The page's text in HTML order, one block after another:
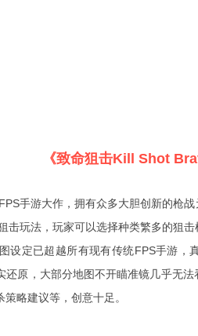
《致命狙击Kill Shot
手游大作，拥有众多大胆创新的枪
击玩法，玩家可以选择种类繁多的狙
设定已超越所有现有传统FPS手游，
原，大部分地图不开瞄准镜几乎无法
略建议等，创意十足。